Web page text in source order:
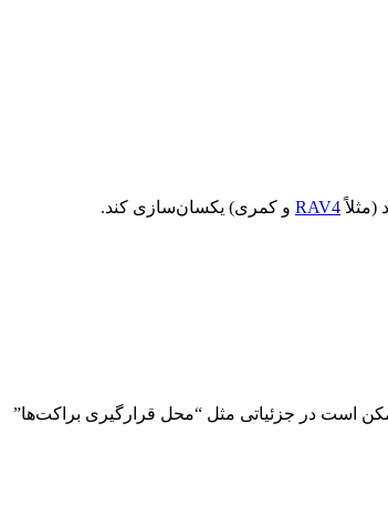
(مثلاًRAV4 و کمری) یکسان‌سازی کند.
و راو۴) از یک موتور استفاده کنند، ممکن است در جزئیاتی مثل “محل قرارگیری براکت‌ها”